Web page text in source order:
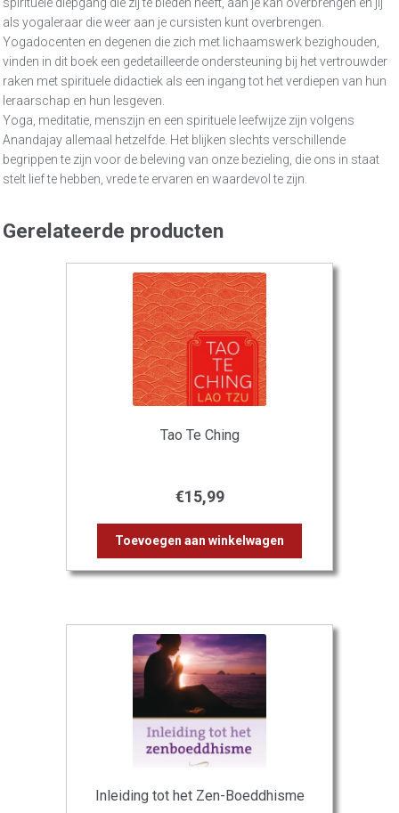
als yogaleraar die weer aan je cursisten kunt overbrengen.
Yogadocenten en degenen die zich met lichaamswerk bezighouden,
vinden in dit boek een gedetailleerde ondersteuning bij het vertrouwder
raken met spirituele didactiek als een ingang tot het verdiepen van hun
leraarschap en hun lesgeven.
Yoga, meditatie, menszijn en een spirituele leefwijze zijn volgens
Anandajay allemaal hetzelfde. Het blijken slechts verschillende
begrippen te zijn voor de beleving van onze bezieling, die ons in staat
stelt lief te hebben, vrede te ervaren en waardevol te zijn.
Gerelateerde producten
Tao Te Ching
€15,99
Toevoegen aan winkelwagen
Inleiding tot het Zen-Boeddhisme